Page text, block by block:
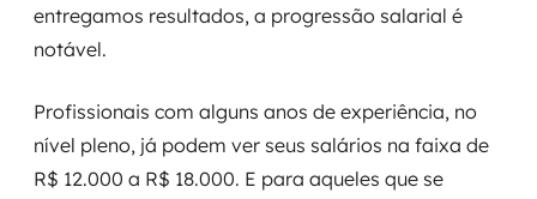
entregamos resultados, a progressão salarial é
notável.
Profissionais com alguns anos de experiência, no
nível pleno, já podem ver seus salários na faixa de
R$ 12.000 a R$ 18.000. E para aqueles que se